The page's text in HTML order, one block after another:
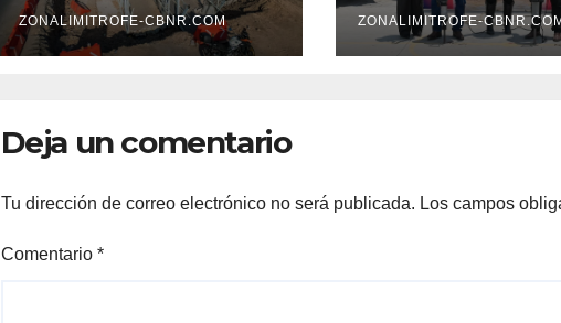
BULEVAR
REVOLUCIÓN
ZONALIMITROFE-CBNR.COM
TÍTULOS DE
PROPIEDAD A
DOMO EN
ZONALIMITROFE-CBNR.COM
Deja un comentario
Tu dirección de correo electrónico no será publicada. Los campos
Comentario *